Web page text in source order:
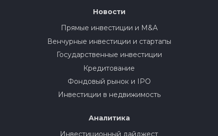
Новости
Прямые инвестиции и M&A
Венчурные инвестиции и стартапы
Государственные инвестиции
Кредитование
Фондовый рынок и IPO
Инвестиции в недвижимость
Аналитика
Инвестиционный дайджест